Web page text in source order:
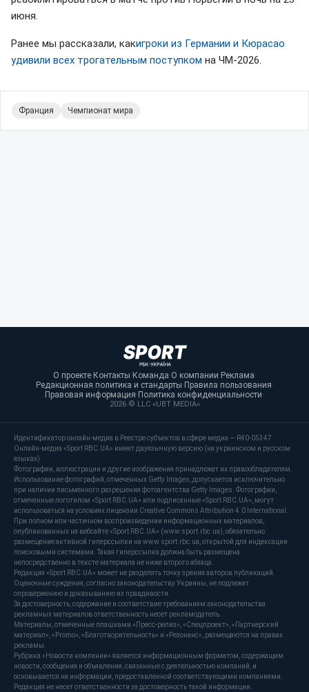
июня.
Ранее мы рассказали, какигроки из Германии и Кюрасао
удивили всех трогательным поступком на ЧМ-2026.
Франция Чемпионат мира
О проекте·Контакты·Команда·О компании·Реклама·
Редакционная политика и стандарты·Правила пользования·
Правовая информация·Политика конфиденциальности·
2026 © LLC «UBT MEDIA»
Идентификатор онлайн-медиа в Реестре субъектов в сфере медиа — R40-05347
Онлайн-медиа «Sport RBC.UA» имеет двуязычную версию (на украинском и русском
языках).
Фотографии, иллюстрации и другие изображения принадлежат их правообладателям.
Использование фотографий, отмеченных Getty Images, допускается исключительно
при наличии письменного разрешения фотоагентства Getty Images. Фотографии,
отмеченные логотипом «Sport RBC.UA» или подписанные «Sport RBC.UA», могут
использоваться на условиях лицензии Creative Commons Attribution 4.0 International.
При полном или частичном воспроизведении информационных материалов,
опубликованных на вебсайте «Sport RBC.UA» (www.sport.rbc.ua), обязательно
размещение активной гиперссылки на www.sport.rbc.ua, открытой для индексации
поисковыми системами. Такая гиперссылка должна быть размещена
непосредственно в тексте материала не ниже второго абзаца.
Редакция «Sport RBC.UA» может не разделять точку зрения авторов публикаций.
Оценочные суждения, согласно законодательству Украины, не подлежат
опровержению и доказыванию их правдивости.
За достоверность, содержание и соответствие требованиям законодательства
рекламных материалов ответственность несет рекламодатель.
Материалы, отмеченные плашками «Пресс-релиз», «Спецпроект», «Партнерский
материал», «Promo», «Благотворительность» и «Резонанс», размещаются на правах
рекламы.
Рубрика «Новости компании» является информационным форматом, содержащим
новости, сообщения и объявления, связанные с деятельностью компаний, и
основывается на информации, предоставленной соответствующими компаниями.
Редакция не несет ответственности за достоверность такой информации.